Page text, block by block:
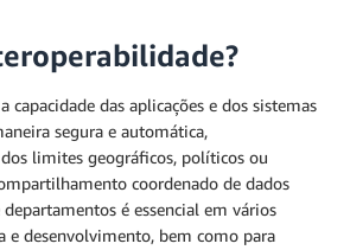
capacidade das aplicações e dos sistemas
segura e automática,
limites geográficos, políticos ou
coordenado de dados
é essencial em vários
e desenvolvimento, bem como para